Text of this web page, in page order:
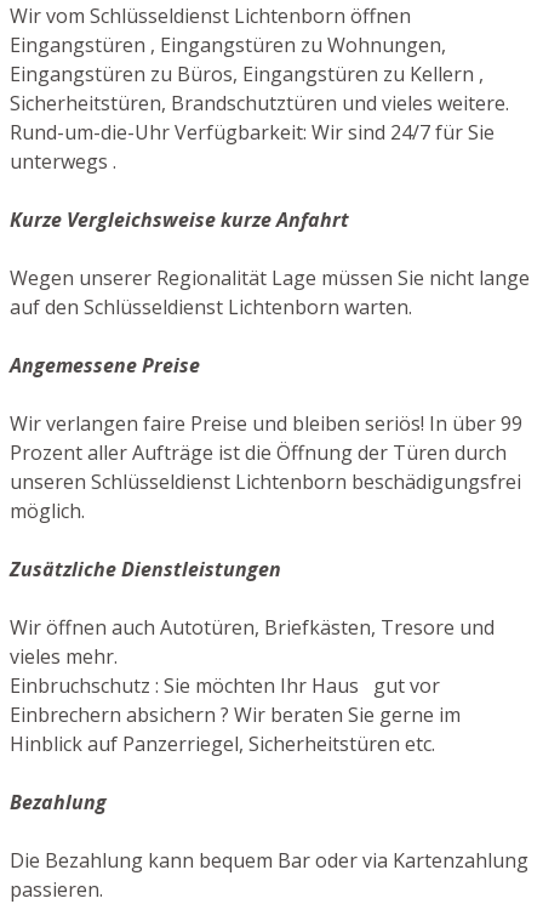
Wir vom Schlüsseldienst Lichtenborn öffnen
Eingangstüren , Eingangstüren zu Wohnungen,
Eingangstüren zu Büros, Eingangstüren zu Kellern ,
Sicherheitstüren, Brandschutztüren und vieles weitere.
Rund-um-die-Uhr Verfügbarkeit: Wir sind 24/7 für Sie
unterwegs .
Kurze Vergleichsweise kurze Anfahrt
Wegen unserer Regionalität Lage müssen Sie nicht lange
auf den Schlüsseldienst Lichtenborn warten.
Angemessene Preise
Wir verlangen faire Preise und bleiben seriös! In über 99
Prozent aller Aufträge ist die Öffnung der Türen durch
unseren Schlüsseldienst Lichtenborn beschädigungsfrei
möglich.
Zusätzliche Dienstleistungen
Wir öffnen auch Autotüren, Briefkästen, Tresore und
vieles mehr.
Einbruchschutz : Sie möchten Ihr Haus gut vor
Einbrechern absichern ? Wir beraten Sie gerne im
Hinblick auf Panzerriegel, Sicherheitstüren etc.
Bezahlung
Die Bezahlung kann bequem Bar oder via Kartenzahlung
passieren.